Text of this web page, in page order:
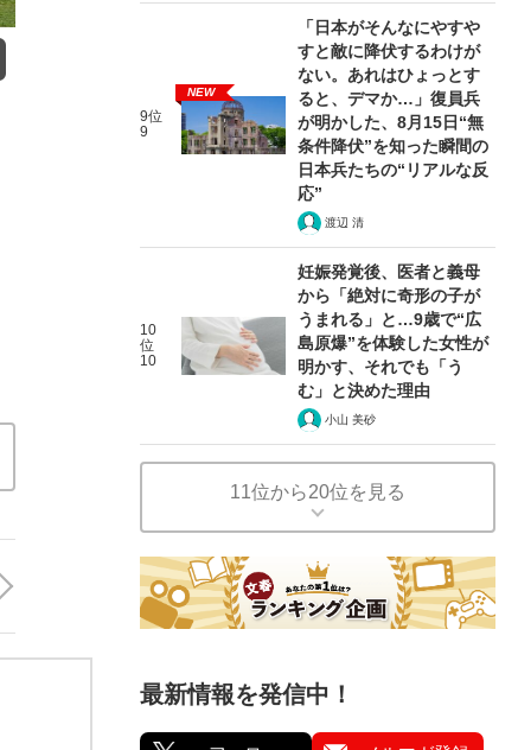
9位
9
NEW
「日本がそんなにやすや
すと敵に降伏するわけが
ない。あれはひょっとす
ると、デマか…」復員兵
が明かした、8月15日“無
条件降伏”を知った瞬間の
日本兵たちの“リアルな反
応”
渡辺 清
10
位
10
妊娠発覚後、医者と義母
から「絶対に奇形の子が
うまれる」と…9歳で“広
島原爆”を体験した女性が
明かす、それでも「う
む」と決めた理由
小山 美砂
11位から20位を見る
最新情報を発信中！